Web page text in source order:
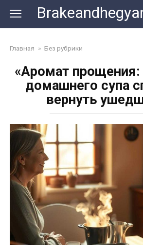
content
Главная » Без рубрики
«Аромат прощения:
домашнего супа
вернуть